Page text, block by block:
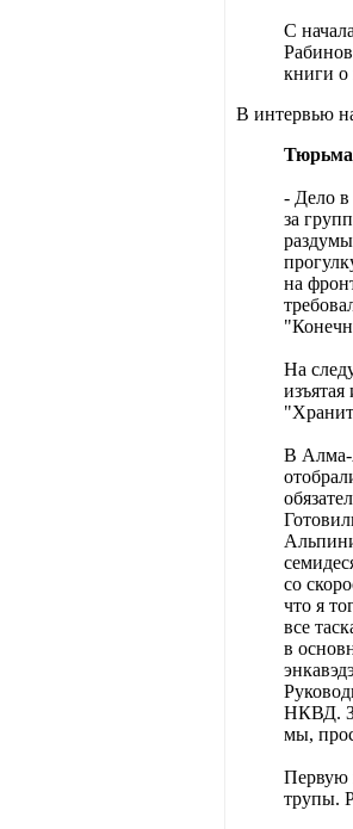
С
книги о
В интервью
- Дело в
за
на
На
В Алма-
со
что я
все
в
НКВД.
мы,
Первую
трупы.